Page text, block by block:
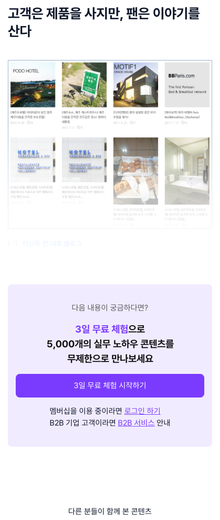
고객은 제품을 사지만, 팬은 이야기를
산다
이상묵 전 대표 블로그
다음 내용이 궁금하다면?
3일 무료 체험으로
5,000개의 실무 노하우 콘텐츠를
무제한으로 만나보세요
3일 무료 체험 시작하기
멤버십을 이용 중이라면 로그인 하기
B2B 기업 고객이라면 B2B 서비스 안내
다른 분들이 함께 본 콘텐츠